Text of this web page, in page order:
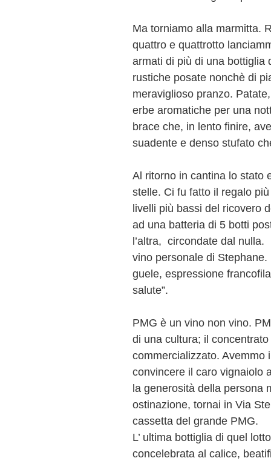
Ma torniamo alla marmitta.
quattro e quattrotto
armati di più di una bottiglia
rustiche posate nonchè di
meraviglioso pranzo.
erbe aromatiche per una
brace che, in lento finire,
suadente e denso stufato
Al ritorno in cantina lo stato
stelle. Ci fu fatto il regalo
livelli più bassi del ricovero
ad una batteria di 5 botti
l’altra, circondate dal
vino personale di
guele, espressione
salute”.
PMG è un vino non vino.
di una cultura; il
commercializzato. Avemmo
convincere il caro vignaiolo
la generosità della persona
ostinazione, tornai in Via
cassetta del grande PMG.
L’ ultima bottiglia di quel
concelebrata al calice,